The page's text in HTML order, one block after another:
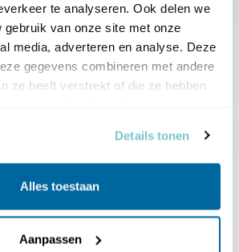
te analyseren. Ook delen we
gebruik van onze site met onze
media, adverteren en analyse. Deze
gegevens combineren met andere
ze heeft verstrekt of die ze hebben
Details tonen
Alles toestaan
Aanpassen
Vogels voor € 36,00 per jaar